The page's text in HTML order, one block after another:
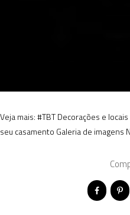
Veja mais:#TBTDecorações e locais
seu casamento Galeria de imagens